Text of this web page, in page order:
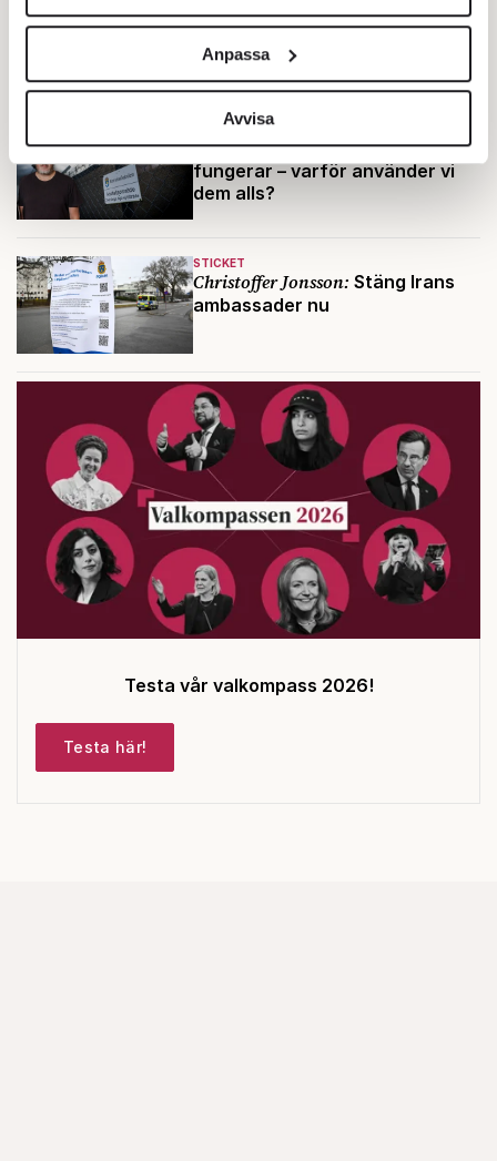
Vi använder enhetsidentifierare för att anpassa innehållet
för sociala medier och analysera vår trafik. Vi
vidarebefordrar även sådana identifierare och annan
information från din enhet till de sociala medier och
annons- och analysföretag som vi samarbetar med.
Dessa kan i sin tur kombinera informationen med annan
information som du har tillhandahållit eller som de har
samlat in när du har använt deras tjänster.
kan du göra dethär.
Anpassa
Avvisa
Brott och straff
KRÖNIKA
Erik Hörstadius:Om straff inte
fungerar – varför använder vi
dem alls?
STICKET
Christoffer Jonsson: Stäng Irans
ambassader nu
Testa vår valkompass 2026!
Testa här!